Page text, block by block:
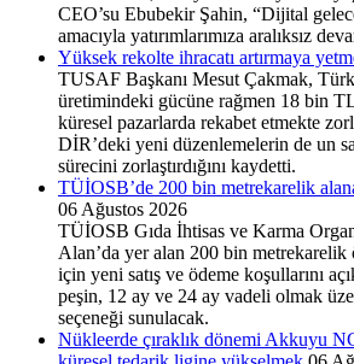
CEO’su Ebubekir Şahin, “Dijital
amacıyla yatırımlarımıza aralıksız
Yüksek rekolte ihracatı artırmaya
TUSAF Başkanı Mesut Çakmak,
üretimindeki gücüne rağmen 18 bin
küresel pazarlarda rekabet etmekte
DİR’deki yeni düzenlemelerin de un
sürecini zorlaştırdığını kaydetti.
TÜİOSB’de 200 bin metrekarelik
06 Ağustos 2026
TÜİOSB Gıda İhtisas ve Karma
Alan’da yer alan 200 bin metrekare­lik
için yeni satış ve ödeme ko­şullarını
peşin, 12 ay ve 24 ay vadeli olmak
seçeneği sunulacak.
Nükleerde çıraklık dönemi Akkuyu